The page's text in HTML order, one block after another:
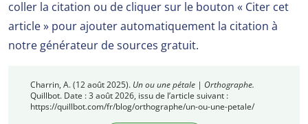
coller la citation ou de cliquer sur le bouton « Citer cet
article » pour ajouter automatiquement la citation à
notre générateur de sources gratuit.
Charrin, A. (12 août 2025). Un ou une pétale | Orthographe.
Quillbot. Date : 3 août 2026, issu de l’article suivant :
https://quillbot.com/fr/blog/orthographe/un-ou-une-petale/